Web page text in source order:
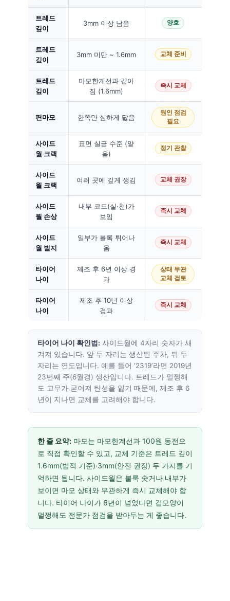
트레드
깊이
3mm 이상 남음 양호
트레드
깊이
3mm 미만 ~ 1.6mm 교체 준비
트레드
깊이
마모한계선과 같아
짐 (1.6mm)
즉시 교체
편마모 한쪽만 심하게 닳음
원인 점검
필요
사이드
월 크랙
표면 실금 수준 (얕
음)
정기 관찰
사이드
월 크랙
여러 곳에 깊게 생김 교체 권장
사이드
월 손상
내부 코드(실·천)가
보임
즉시 교체
사이드
월 벌지
일부가 볼록 튀어나
옴
즉시 교체
타이어
나이
제조 후 6년 이상 경
과
상태 무관
교체 검토
타이어
나이
제조 후 10년 이상
경과
즉시 교체
타이어 나이 확인법: 사이드월에 4자리 숫자가 새
겨져 있습니다. 앞 두 자리는 생산된 주차, 뒤 두
자리는 연도입니다. 예를 들어 ‘2319’라면 2019년
23번째 주(6월경) 생산입니다. 트레드가 멀쩡해
도 고무가 굳어져 탄성을 잃기 때문에, 제조 후 6
년이 지나면 교체를 고려해야 합니다.
한 줄 요약: 마모는 마모한계선과 100원 동전으
로 직접 확인할 수 있고, 교체 기준은 트레드 깊이
1.6mm(법적 기준)·3mm(안전 권장) 두 가지를 기
억하면 됩니다. 사이드월은 불룩 솟거나 내부가
보이면 마모 상태와 무관하게 즉시 교체해야 합
니다. 타이어 나이가 6년이 넘었다면 겉모양이
멀쩡해도 전문가 점검을 받아두는 게 좋습니다.